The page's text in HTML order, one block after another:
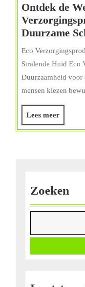
Ontdek de
Duurzame
Eco
Stralende Huid Eco
Duurzaamheid voor
mensen kiezen
Lees meerLees
meer
Zoeken